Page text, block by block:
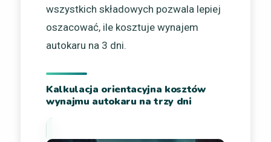
wszystkich składowych pozwala lepiej
oszacować, ile kosztuje wynajem
autokaru na 3 dni.
Kalkulacja orientacyjna kosztów
wynajmu autokaru na trzy dni